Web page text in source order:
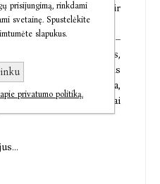
vaikino motina ir
širdies...
Keretas (gim. 1967 m.) –
kuriantis apsakymus,
scenarijus. Ilgintis
jam pelniusi knyga,
taiklūs ir neretai
prisijungimą, rinkdami
svetainę. Spustelėkite
slapukus.
privatumo politiką.